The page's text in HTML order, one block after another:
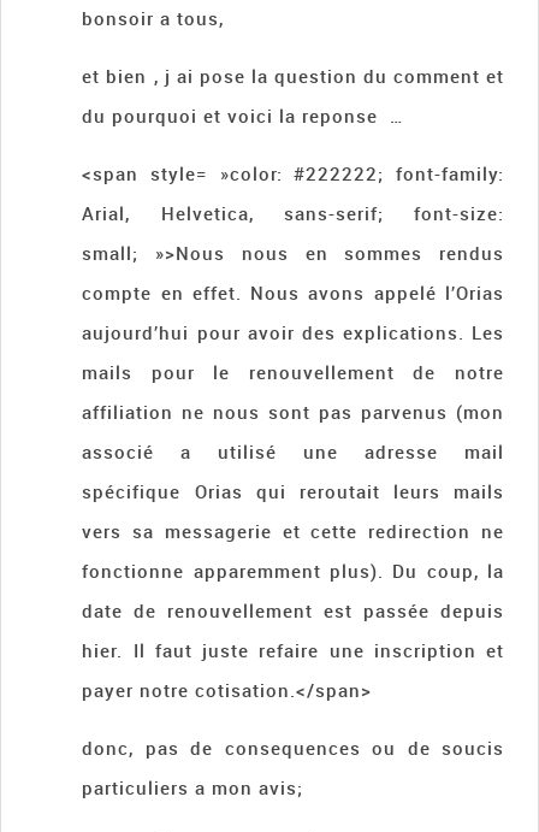
bonsoir a tous,
et bien , j ai pose la question du comment et
du pourquoi et voici la reponse …
<span style= »color: #222222; font-family:
Arial, Helvetica, sans-serif; font-size:
small; »>Nous nous en sommes rendus
compte en effet. Nous avons appelé l’Orias
aujourd’hui pour avoir des explications. Les
mails pour le renouvellement de notre
affiliation ne nous sont pas parvenus (mon
associé a utilisé une adresse mail
spécifique Orias qui reroutait leurs mails
vers sa messagerie et cette redirection ne
fonctionne apparemment plus). Du coup, la
date de renouvellement est passée depuis
hier. Il faut juste refaire une inscription et
payer notre cotisation.</span>
donc, pas de consequences ou de soucis
particuliers a mon avis;